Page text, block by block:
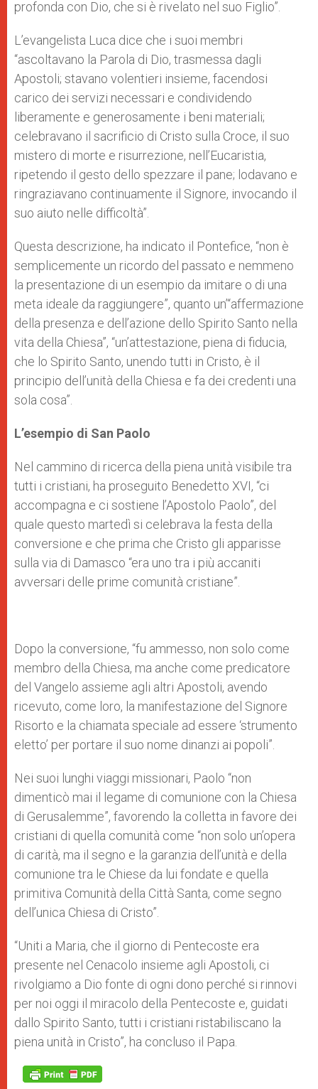
profonda con Dio, che si è rivelato nel suo Figlio”.
L’evangelista Luca dice che i suoi membri
“ascoltavano la Parola di Dio, trasmessa dagli
Apostoli; stavano volentieri insieme, facendosi
carico dei servizi necessari e condividendo
liberamente e generosamente i beni materiali;
celebravano il sacrificio di Cristo sulla Croce, il suo
mistero di morte e risurrezione, nell’Eucaristia,
ripetendo il gesto dello spezzare il pane; lodavano e
ringraziavano continuamente il Signore, invocando il
suo aiuto nelle difficoltà”.
Questa descrizione, ha indicato il Pontefice, “non è
semplicemente un ricordo del passato e nemmeno
la presentazione di un esempio da imitare o di una
meta ideale da raggiungere”, quanto un’“affermazione
della presenza e dell’azione dello Spirito Santo nella
vita della Chiesa”, “un’attestazione, piena di fiducia,
che lo Spirito Santo, unendo tutti in Cristo, è il
principio dell’unità della Chiesa e fa dei credenti una
sola cosa”.
L’esempio di San Paolo
Nel cammino di ricerca della piena unità visibile tra
tutti i cristiani, ha proseguito Benedetto XVI, “ci
accompagna e ci sostiene l’Apostolo Paolo”, del
quale questo martedì si celebrava la festa della
conversione e che prima che Cristo gli apparisse
sulla via di Damasco “era uno tra i più accaniti
avversari delle prime comunità cristiane”.
Dopo la conversione, “fu ammesso, non solo come
membro della Chiesa, ma anche come predicatore
del Vangelo assieme agli altri Apostoli, avendo
ricevuto, come loro, la manifestazione del Signore
Risorto e la chiamata speciale ad essere ‘strumento
eletto’ per portare il suo nome dinanzi ai popoli”.
Nei suoi lunghi viaggi missionari, Paolo “non
dimenticò mai il legame di comunione con la Chiesa
di Gerusalemme”, favorendo la colletta in favore dei
cristiani di quella comunità come “non solo un’opera
di carità, ma il segno e la garanzia dell’unità e della
comunione tra le Chiese da lui fondate e quella
primitiva Comunità della Città Santa, come segno
dell’unica Chiesa di Cristo”.
“Uniti a Maria, che il giorno di Pentecoste era
presente nel Cenacolo insieme agli Apostoli, ci
rivolgiamo a Dio fonte di ogni dono perché si rinnovi
per noi oggi il miracolo della Pentecoste e, guidati
dallo Spirito Santo, tutti i cristiani ristabiliscano la
piena unità in Cristo”, ha concluso il Papa.